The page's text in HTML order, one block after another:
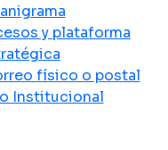
y plataforma
físico o postal
Institucional